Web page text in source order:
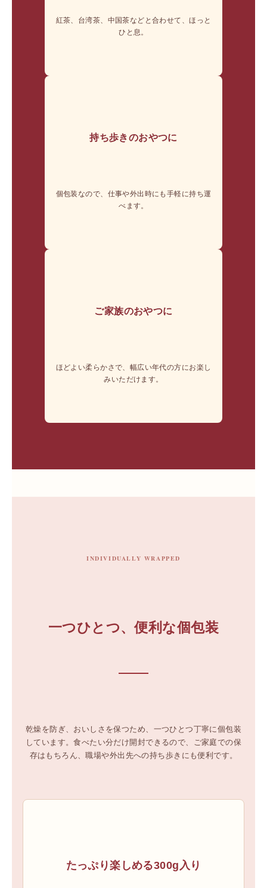
紅茶、台湾茶、中国茶などと合わせて、ほっと
ひと息。
持ち歩きのおやつに
個包装なので、仕事や外出時にも手軽に持ち運
べます。
ご家族のおやつに
ほどよい柔らかさで、幅広い年代の方にお楽し
みいただけます。
INDIVIDUALLY WRAPPED
一つひとつ、便利な個包装
乾燥を防ぎ、おいしさを保つため、一つひとつ丁寧に個包装
しています。食べたい分だけ開封できるので、ご家庭での保
存はもちろん、職場や外出先への持ち歩きにも便利です。
たっぷり楽しめる300g入り